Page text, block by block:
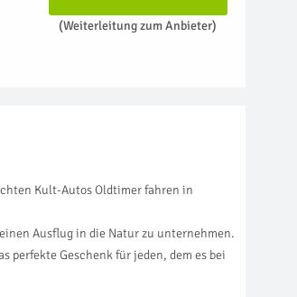
(Weiterleitung zum Anbieter)
Kult-Autos Oldtimer fahren in
Ausflug in die Natur zu unternehmen.
perfekte Geschenk für jeden, dem es bei